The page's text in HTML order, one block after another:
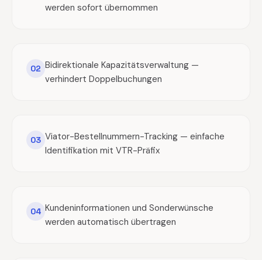
werden sofort übernommen
02 Bidirektionale Kapazitätsverwaltung —
verhindert Doppelbuchungen
03 Viator-Bestellnummern-Tracking — einfache
Identifikation mit VTR-Präfix
04 Kundeninformationen und Sonderwünsche
werden automatisch übertragen